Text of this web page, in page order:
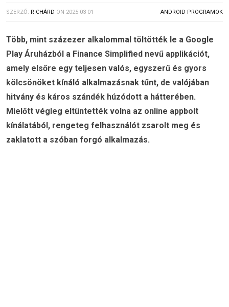
SZERZŐ: RICHÁRD ON 2025-03-01 ANDROID PROGRAMOK
Több, mint százezer alkalommal töltötték le a Google
Play Áruházból a Finance Simplified nevű applikációt,
amely elsőre egy teljesen valós, egyszerű és gyors
kölcsönöket kínáló alkalmazásnak tűnt, de valójában
hitvány és káros szándék húzódott a hátterében.
Mielőtt végleg eltüntették volna az online appbolt
kínálatából, rengeteg felhasználót zsarolt meg és
zaklatott a szóban forgó alkalmazás.